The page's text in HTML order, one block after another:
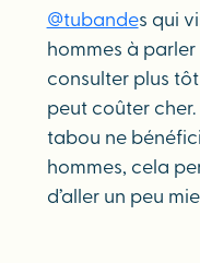
@tubandes qui
hommes à
consulter plus
peut coûter cher.
tabou ne
hommes, cela
d’aller un peu